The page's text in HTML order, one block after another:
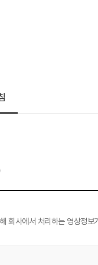
회사에서 처리하는 영상정